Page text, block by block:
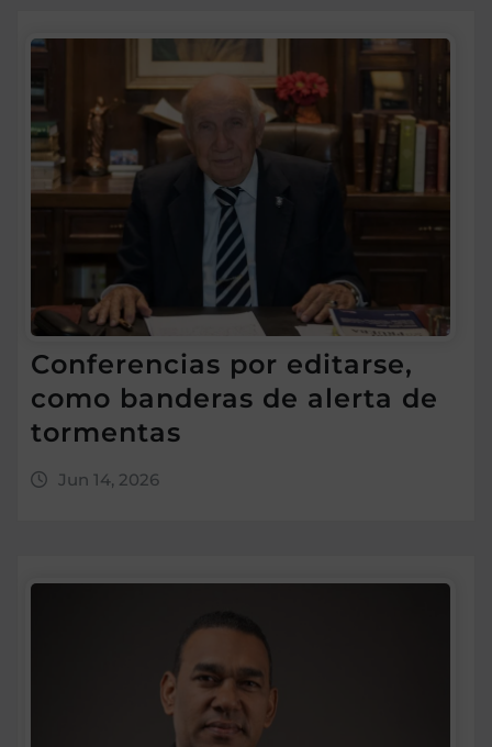
Conferencias por editarse,
como banderas de alerta de
tormentas
Jun 14, 2026